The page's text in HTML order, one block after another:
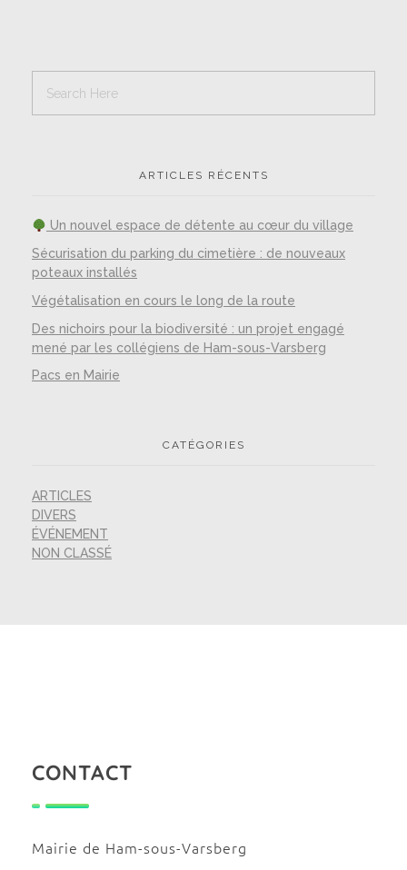
ARTICLES RÉCENTS
Un nouvel espace de détente au cœur du village
Sécurisation du parking du cimetière : de nouveaux
poteaux installés
Végétalisation en cours le long de la route
Des nichoirs pour la biodiversité : un projet engagé
mené par les collégiens de Ham-sous-Varsberg
Pacs en Mairie
CATÉGORIES
ARTICLES
DIVERS
ÉVÉNEMENT
NON CLASSÉ
CONTACT
Mairie de Ham-sous-Varsberg